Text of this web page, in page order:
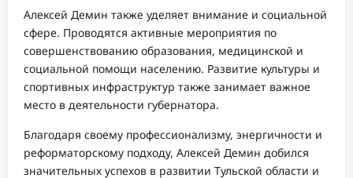
Алексей Демин также уделяет внимание и социальной
сфере. Проводятся активные мероприятия по
совершенствованию образования, медицинской и
социальной помощи населению. Развитие культуры и
спортивных инфраструктур также занимает важное
место в деятельности губернатора.
Благодаря своему профессионализму, энергичности и
реформаторскому подходу, Алексей Демин добился
значительных успехов в развитии Тульской области и